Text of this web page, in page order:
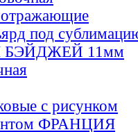
под
БЭЙДЖЕЙ 11мм
с рисунком
ФРАНЦИЯ